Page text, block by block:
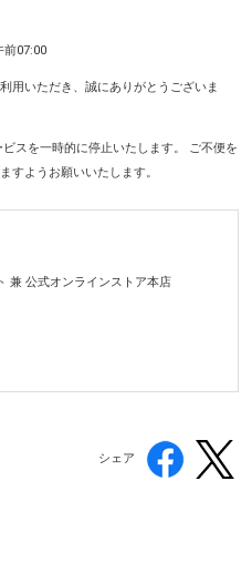
07:00
用いただき、誠にありがとうございま
スを一時的に停止いたします。 ご不便を
すようお願いいたします。
兼 公式オンラインストア本店
シェア